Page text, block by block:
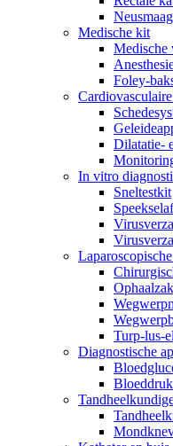
Medische kit
Medische
Foley-
Dilatatie-
In vitro
Sneltestkit
Ophaalzak
Turp-lus-
Diagnostische